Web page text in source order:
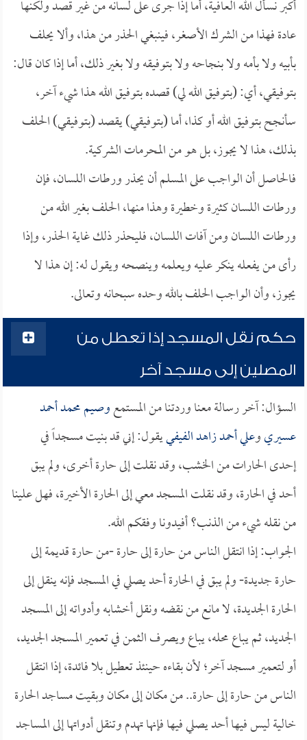
أكبر نسأل الله العافية، أما إذا جرى على لسانه من غير قصد ولكنها
عادة فهذا من الشرك الأصغر، فينبغي الحذر من هذا، وألا يحلف
بأبيه ولا بأمه ولا بنجاحه ولا بتوفيقه ولا بغير ذلك، أما إذا كان قال:
بتوفيقي، أي: (بتوفيق الله لي) قصده بتوفيق الله هذا شيء آخر،
سأنجح بتوفيق الله أو كذا، أما (بتوفيقي) يقصد (بتوفيقي) الحلف
بذلك، هذا لا يجوز، بل هو من المحرمات الشركية.
فالحاصل أن الواجب على المسلم أن يحذر ورطات اللسان، فإن
ورطات اللسان كثيرة وخطيرة وهذا منها، الحلف بغير الله من
ورطات اللسان ومن آفات اللسان، فليحذر ذلك غاية الحذر، وإذا
رأى من يفعله ينكر عليه ويعلمه وينصحه ويقول له: إن هذا لا
يجوز، وأن الواجب الحلف بالله وحده سبحانه وتعالى.
حكم نقل المسجد إذا تعطل من
المصلين إلى مسجد آخر
السؤال: آخر رسالة معنا وردتنا من المستمعوصيم محمد أحمد
عسيريوعلي أحمد زاهد الفيفييقول: إني قد بنيت مسجداً في
إحدى الحارات من الخشب، وقد نقلت إلى حارة أخرى، ولم يبق
أحد في الحارة، وقد نقلت المسجد معي إلى الحارة الأخيرة، فهل علينا
من نقله شيء من الذنب؟ أفيدونا وفقكم الله.
الجواب: إذا انتقل الناس من حارة إلى حارة -من حارة قديمة إلى
حارة جديدة- ولم يبق في الحارة أحد يصلي في المسجد فإنه ينقل إلى
الحارة الجديدة، لا مانع من نقضه ونقل أخشابه وأدواته إلى المسجد
الجديد، ثم يباع محله، يباع ويصرف الثمن في تعمير المسجد الجديد،
أو لتعمير مسجد آخر؛ لأن بقاءه حينئذ تعطيل بلا فائدة، إذا انتقل
الناس من حارة إلى حارة.. من مكان إلى مكان وبقيت مساجد الحارة
خالية ليس فيها أحد يصلي فيها فإنها تهدم وتنقل أدواتها إلى المساجد